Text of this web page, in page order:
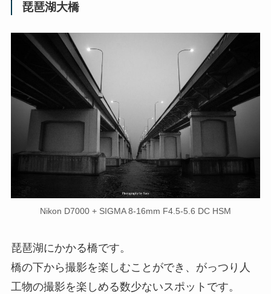
琵琶湖大橋
Nikon D7000 + SIGMA 8-16mm F4.5-5.6 DC HSM
琵琶湖にかかる橋です。
橋の下から撮影を楽しむことができ、がっつり人
工物の撮影を楽しめる数少ないスポットです。